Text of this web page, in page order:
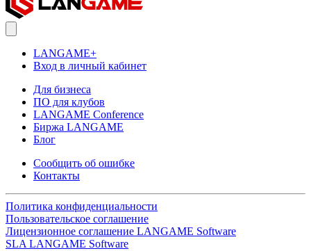
LANGAME+
Вход в личный кабинет
Для бизнеса
ПО для клубов
LANGAME Conference
Биржа LANGAME
Блог
Сообщить об ошибке
Контакты
Политика конфиденциальности
Пользовательское соглашение
Лицензионное соглашение LANGAME Software
SLA LANGAME Software